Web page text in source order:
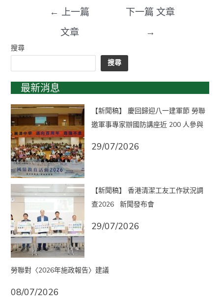
← 上一篇
文章
下一篇 文章
→
搜尋
搜尋
最新消息
【新聞稿】 慶回歸迎八一建軍節 勞聯
邀軍事專家辦國防講座近 200 人參與
29/07/2026
【新聞稿】 香港清潔工友工作狀況調
查2026 新聞發布會
29/07/2026
勞聯對〈2026年施政報告〉建議
08/07/2026